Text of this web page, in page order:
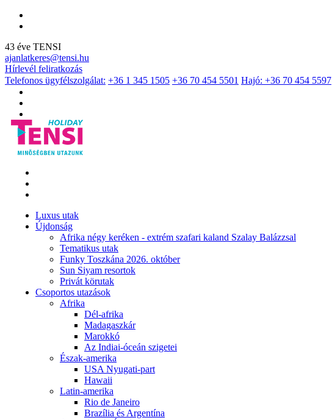
43 éve TENSI
ajanlatkeres@tensi.hu
Hírlevél feliratkozás
Telefonos ügyfélszolgálat: +36 1 345 1505 +36 70 454 5501 Hajó: +36 70 454 5597
Luxus utak
Újdonság
Afrika négy keréken - extrém szafari kaland Szalay Balázzsal
Tematikus utak
Funky Toszkána 2026. október
Sun Siyam resortok
Privát körutak
Csoportos utazások
Afrika
Dél-afrika
Madagaszkár
Marokkó
Az Indiai-óceán szigetei
Észak-amerika
USA Nyugati-part
Hawaii
Latin-amerika
Rio de Janeiro
Brazília és Argentína